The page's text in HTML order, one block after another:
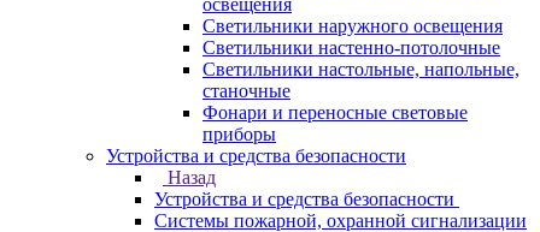
освещения
Светильники наружного освещения
Светильники настенно-потолочные
Светильники настольные, напольные,
станочные
Фонари и переносные световые
приборы
Устройства и средства безопасности
Назад
Устройства и средства безопасности
Системы пожарной, охранной сигнализации